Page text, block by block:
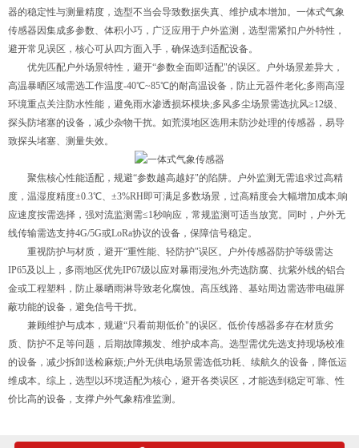
器的稳定性与测量精度，选型不当会导致数据失真、维护成本增加。一体式气象
传感器因集成多参数、体积小巧，广泛应用于户外监测，选型需紧扣户外特性，
避开常见误区，核心可从四方面入手，确保选到适配设备。
优先匹配户外场景特性，避开“参数全面即适配"的误区。户外场景差异大，
高温暴晒区域需选工作温度-40℃~85℃的耐高温设备，防止元器件老化;多雨高湿
环境重点关注防水性能，避免雨水渗透损坏模块;多风多尘场景需选抗风≥12级、
探头防堵塞的设备，减少杂物干扰。如荒漠地区选用未防沙处理的传感器，易导
致探头堵塞、测量失效。
聚焦核心性能适配，规避“参数越高越好"的陷阱。户外监测无需追求过高精
度，温湿度精度±0.3℃、±3%RH即可满足多数场景，过高精度会大幅增加成本;响
应速度按需选择，强对流监测需≤1秒响应，常规监测可适当放宽。同时，户外无
线传输需选支持4G/5G或LoRa协议的设备，保障信号稳定。
重视防护与材质，避开“重性能、轻防护"误区。户外传感器防护等级需达
IP65及以上，多雨地区优先IP67级以应对暴雨浸泡;外壳选防腐、抗紫外线的铝合
金或工程塑料，防止暴晒雨淋导致老化腐蚀。高压线路、基站周边需选带电磁屏
蔽功能的设备，避免信号干扰。
兼顾维护与成本，规避“只看前期低价"的误区。低价传感器多存在材质劣
质、防护不足等问题，后期故障频发、维护成本高。选型需优先选支持现场校准
的设备，减少拆卸送检麻烦;户外无供电场景需选低功耗、续航久的设备，降低运
维成本。综上，选型以环境适配为核心，避开各类误区，才能选到稳定可靠、性
价比高的设备，支撑户外气象精准监测。